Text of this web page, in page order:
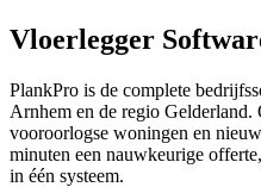
Vloerlegger
PlankPro is de complete
Arnhem en de regio Gelderland.
vooroorlogse woningen en
minuten een nauwkeurige
in één systeem.